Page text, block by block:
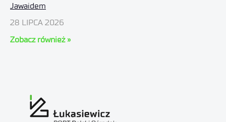
Jawaidem
28 LIPCA 2026
Zobacz również »